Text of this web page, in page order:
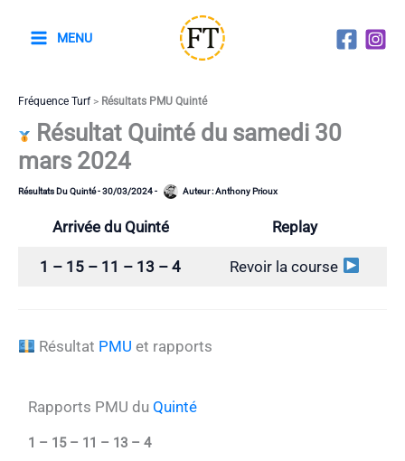
MENU
Fréquence Turf> Résultats PMU Quinté
Résultat Quinté du samedi 30
mars 2024
Résultats Du Quinté-30/03/2024- Auteur :Anthony Prioux
Arrivée du Quinté Replay
1 – 15 – 11 – 13 – 4 Revoir la course
Résultat PMU et rapports
Rapports PMU du Quinté
1 – 15 – 11 – 13 – 4